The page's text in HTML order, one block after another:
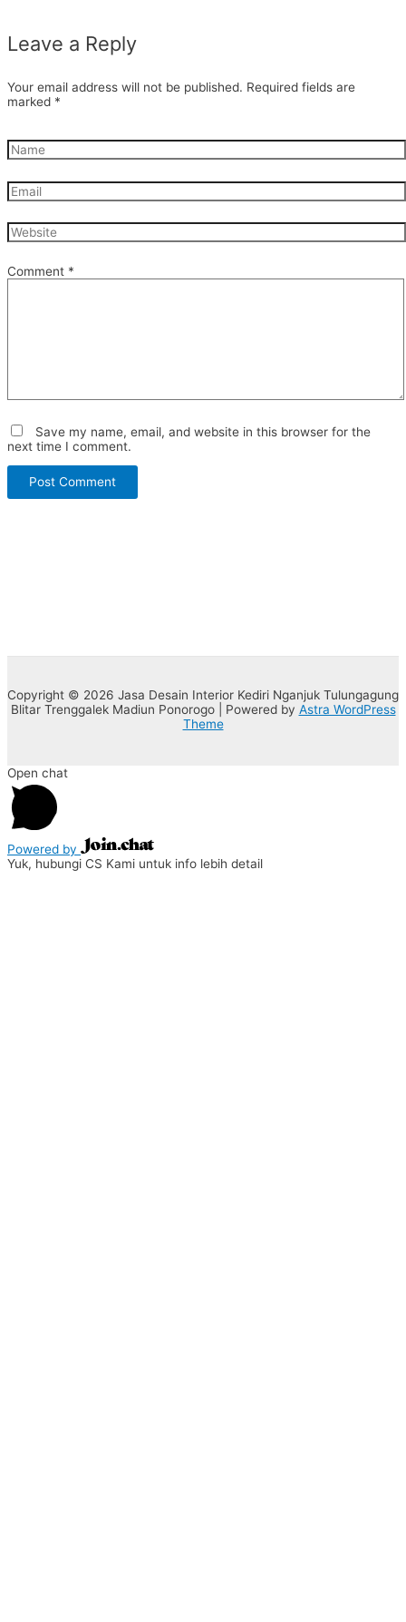
Leave a Reply
Your email address will not be published. Required fields are
marked *
Comment *
Save my name, email, and website in this browser for the
next time I comment.
Copyright © 2026 Jasa Desain Interior Kediri Nganjuk Tulungagung
Blitar Trenggalek Madiun Ponorogo | Powered by Astra WordPress
Theme
Open chat
Powered by
Yuk, hubungi CS Kami untuk info lebih detail